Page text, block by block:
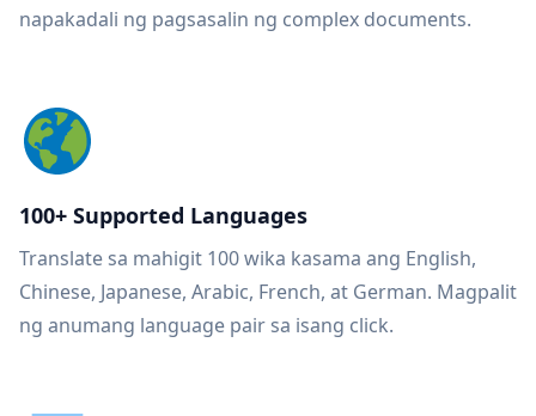
napakadali ng pagsasalin ng complex documents.
100+ Supported Languages
Translate sa mahigit 100 wika kasama ang English,
Chinese, Japanese, Arabic, French, at German. Magpalit
ng anumang language pair sa isang click.